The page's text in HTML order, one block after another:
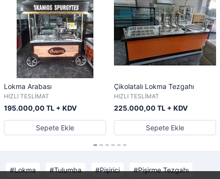
Lokma Arabası
HIZLI TESLİMAT
195.000,00 TL + KDV
Sepete Ekle
Çikolatalı Lokma Tezgahı
HIZLI TESLİMAT
225.000,00 TL + KDV
Sepete Ekle
Lokma Tulumba Pişirici Pişirme Tezgahı